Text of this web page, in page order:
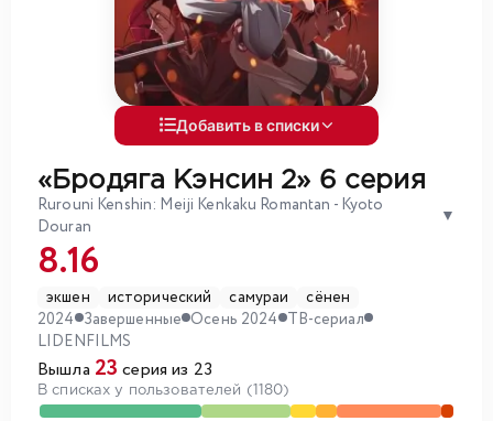
Добавить в списки
«Бродяга Кэнсин 2» 6 серия
Rurouni Kenshin: Meiji Kenkaku Romantan - Kyoto
Douran
▼
8.16
экшен исторический самураи
сёнен
2024 Завершенные Осень 2024 ТВ-сериал
LIDENFILMS
Вышла 23 серия из 23
В списках у пользователей (1180)